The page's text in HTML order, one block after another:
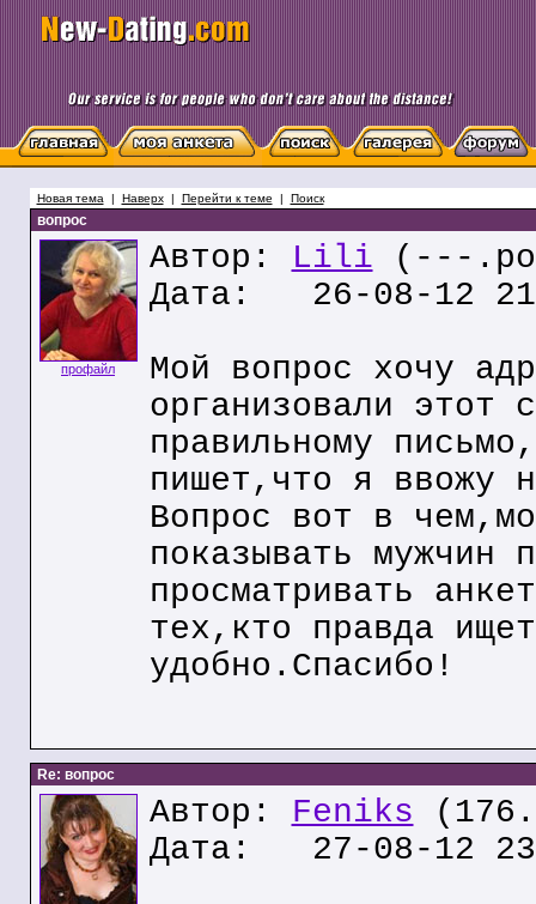
Новая тема | Наверх| Перейти к теме | Поиск
вопрос
профайл
Автор: Lili (---
Дата: 26-08-12
Мой вопрос хочу
организовали этот
правильному
пишет,что я ввожу
Вопрос вот в
показывать мужчин
просматривать
тех,кто правда
удобно.Спасибо!
Re: вопрос
Автор: Feniks
Дата: 27-08-12